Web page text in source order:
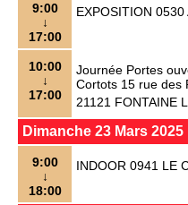
9:00
↓
17:00
EXPOSITION 0530
10:00
↓
17:00
Journée Portes
Cortots 15 rue des
21121 FONTAINE
Dimanche 23 Mars 2025
9:00
↓
18:00
INDOOR 0941 LE